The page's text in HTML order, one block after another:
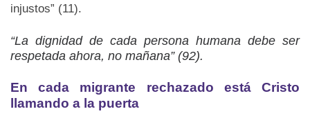
injustos” (11).
“La dignidad de cada persona humana debe ser
respetada ahora, no mañana” (92).
En cada migrante rechazado está Cristo
llamando a la puerta